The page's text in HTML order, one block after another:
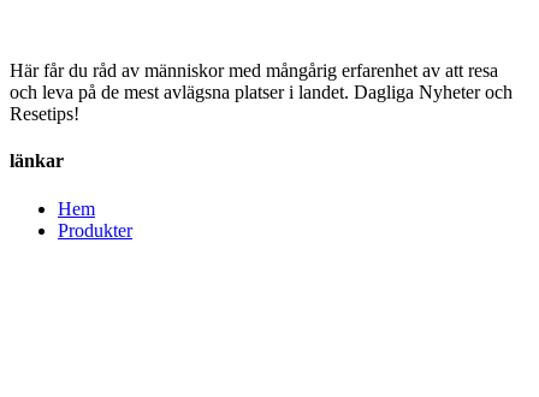
Här får du råd av människor med mångårig erfarenhet av att resa
och leva på de mest avlägsna platser i landet. Dagliga Nyheter och
Resetips!
länkar
Hem
Produkter